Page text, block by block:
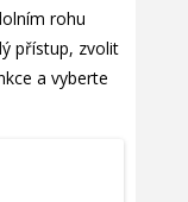
rohu
přístup, zvolit
a vyberte